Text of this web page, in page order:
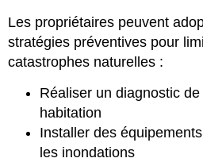
Les propriétaires peuvent
stratégies préventives pour
catastrophes naturelles :
Réaliser un diagnostic
habitation
Installer des
les inondations